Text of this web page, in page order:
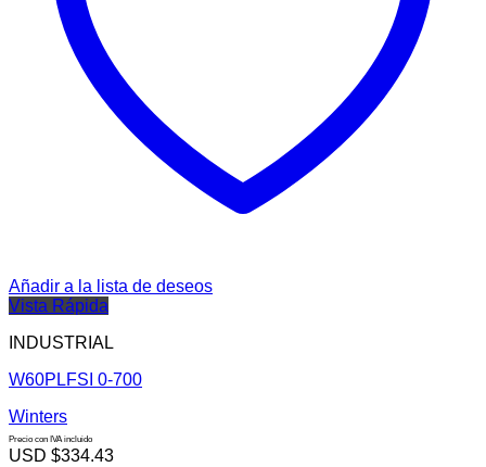
Añadir a la lista de deseos
Vista Rápida
INDUSTRIAL
W60PLFSI 0-700
Winters
Precio con IVA incluido
USD $334.43